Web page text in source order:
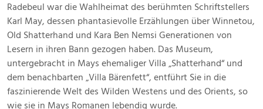
Radebeul war die Wahlheimat des berühmten Schriftstellers
Karl May, dessen phantasievolle Erzählungen über Winnetou,
Old Shatterhand und Kara Ben Nemsi Generationen von
Lesern in ihren Bann gezogen haben. Das Museum,
untergebracht in Mays ehemaliger Villa „Shatterhand“ und
dem benachbarten „Villa Bärenfett“, entführt Sie in die
faszinierende Welt des Wilden Westens und des Orients, so
wie sie in Mays Romanen lebendig wurde.